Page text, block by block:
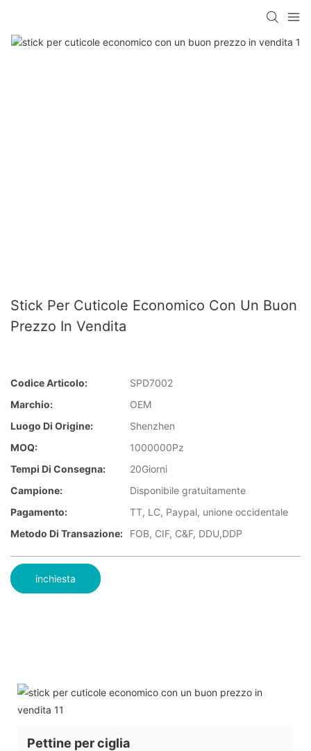
Stick Per Cuticole Economico Con Un Buon
Prezzo In Vendita
Codice Articolo:
SPD7002
Marchio:
OEM
Luogo Di Origine:
Shenzhen
MOQ:
1000000Pz
Tempi Di Consegna:
20Giorni
Campione:
Disponibile gratuitamente
Pagamento:
TT, LC, Paypal, unione occidentale
Metodo Di Transazione:
FOB, CIF, C&F, DDU,DDP
inchiesta
Pettine per ciglia